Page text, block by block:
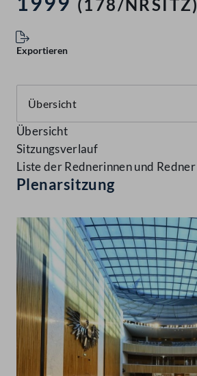
(178/NRSITZ)
Exportieren
Übersicht
Sitzungsverlauf
Liste der Rednerinnen und Redner
Plenarsitzung